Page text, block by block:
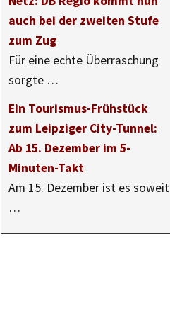
auch bei der zweiten Stufe
zum Zug
Für eine echte Überraschung
sorgte …
Ein Tourismus-Frühstück
zum Leipziger City-Tunnel:
Ab 15. Dezember im 5-
Minuten-Takt
Am 15. Dezember ist es soweit
…